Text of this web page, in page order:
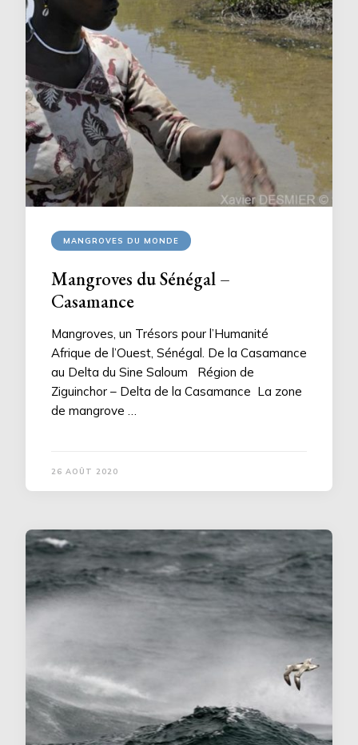
MANGROVES DU MONDE
Mangroves du Sénégal –
Casamance
Mangroves, un Trésors pour l’Humanité
Afrique de l’Ouest, Sénégal. De la Casamance
au Delta du Sine Saloum Région de
Ziguinchor – Delta de la Casamance La zone
de mangrove …
26 AOÛT 2020